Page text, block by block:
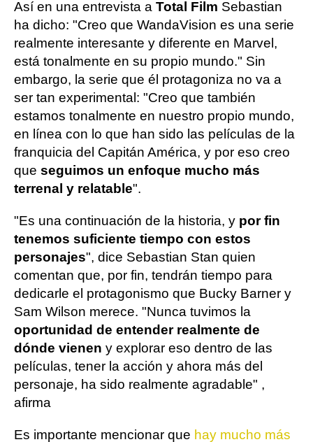
Así en una entrevista a Total Film Sebastian
ha dicho: "Creo que WandaVision es una serie
realmente interesante y diferente en Marvel,
está tonalmente en su propio mundo." Sin
embargo, la serie que él protagoniza no va a
ser tan experimental: "Creo que también
estamos tonalmente en nuestro propio mundo,
en línea con lo que han sido las películas de la
franquicia del Capitán América, y por eso creo
que seguimos un enfoque mucho más
terrenal y relatable".
"Es una continuación de la historia, y por fin
tenemos suficiente tiempo con estos
personajes", dice Sebastian Stan quien
comentan que, por fin, tendrán tiempo para
dedicarle el protagonismo que Bucky Barner y
Sam Wilson merece. "Nunca tuvimos la
oportunidad de entender realmente de
dónde vienen y explorar eso dentro de las
películas, tener la acción y ahora más del
personaje, ha sido realmente agradable" ,
afirma
Es importante mencionar que hay mucho más